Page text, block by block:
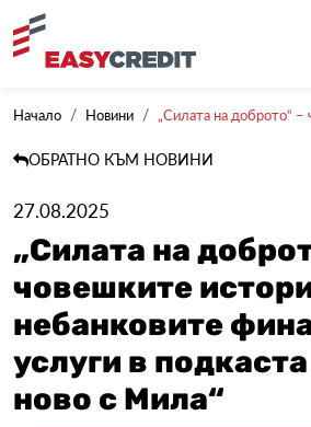
Начало Новини „Силата на доброто“
ОБРАТНО КЪМ НОВИНИ
27.08.2025
„Силата на
човешките
небанковите
услуги в
ново с Мила“